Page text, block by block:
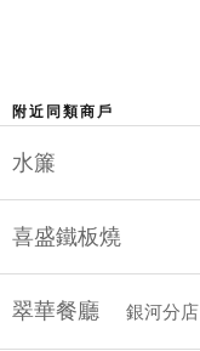
附近同類商戶
水簾
喜盛鐵板燒
翠華餐廳 銀河分店